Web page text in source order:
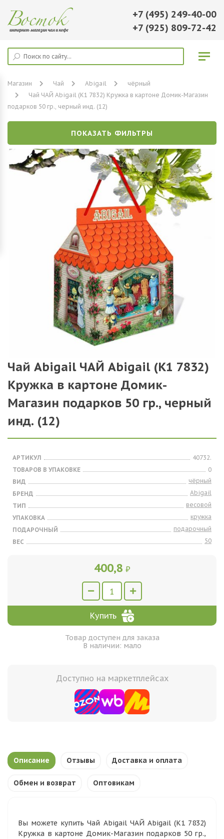
+7 (495) 249-40-00
+7 (925) 809-72-42
Магазин Чай Abigail
чёрный
Чай ЧАЙ Abigail (К1 7832) Кружка в картоне Домик-Магазин
подарков 50 гр., черный инд. (12)
ПОКАЗАТЬ ФИЛЬТРЫ
Чай Abigail ЧАЙ Abigail (К1 7832)
Кружка в картоне Домик-
Магазин подарков 50 гр., черный
инд. (12)
АРТИКУЛ
40732.
ТОВАРОВ В УПАКОВКЕ
0
ВИД
чёрный
БРЕНД
Abigail
ТИП
весовой
УПАКОВКА
кружка
ПОДАРОЧНЫЙ
подарочный
ВЕС
50
400,8 ₽
Купить
Товар доступен для заказа
В наличии: мало
Доступно на маркетплейсах
Описание Отзывы Доставка и оплата
Обмен и возврат Оптовикам
Вы можете купить Чай Abigail ЧАЙ Abigail (К1 7832)
Кружка в картоне Домик-Магазин подарков 50 гр.,